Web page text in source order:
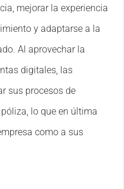
mejorar la experiencia
y adaptarse a la
Al aprovechar la
digitales, las
sus procesos de
lo que en última
como a sus